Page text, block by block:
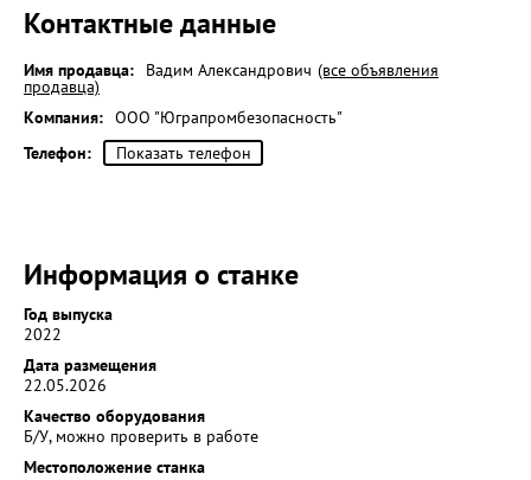
Контактные данные
Имя продавца: Вадим Александрович (все объявления
продавца)
Компания: ООО "Юграпромбезопасность"
Телефон:
Показать телефон
Информация о станке
Год выпуска
2022
Дата размещения
22.05.2026
Качество оборудования
Б/У, можно проверить в работе
Местоположение станка